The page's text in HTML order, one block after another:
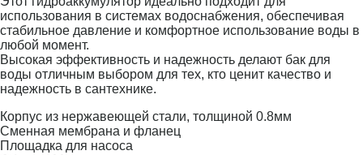
использования в системах водоснабжения, обеспечивая
стабильное давление и комфортное использование воды в
любой момент.
Высокая эффективность и надежность делают бак для
воды отличным выбором для тех, кто ценит качество и
надежность в сантехнике.
Корпус из нержавеющей стали, толщиной 0.8мм
Сменная мембрана и фланец
Площадка для насоса